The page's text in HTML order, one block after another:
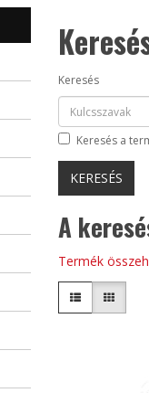
Keresés
Keresés a
A
Termék